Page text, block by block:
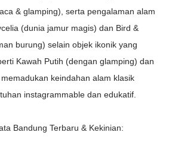
& glamping), serta pengalaman alam
(dunia jamur magis) dan Bird &
burung) selain objek ikonik yang
Kawah Putih (dengan glamping) dan
keindahan alam klasik
instagrammable dan edukatif.
Bandung Terbaru & Kekinian: